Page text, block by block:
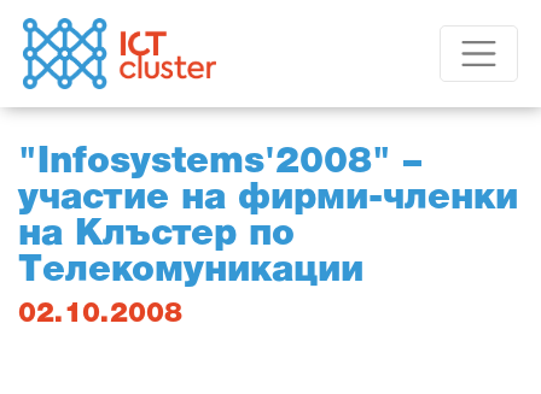
"Infosystems'2008" –
участие на фирми-членки
на Клъстер по
Tелекомуникации
02.10.2008